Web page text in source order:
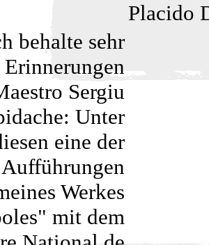
Placido
behalte sehr
Sergiu
Unter
eine der
Werkes
mit dem